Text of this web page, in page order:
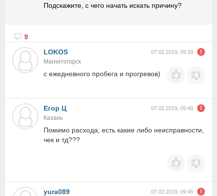
Подскажите, с чего начать искать причину?
9
LOKOS
07.02.2019, 09:39
Магнитогорск
с ежедневного пробега и прогревов)
Егор Ц 07.02.2019, 09:40
Казань
Помимо расхода, есть какие либо неисправности,
чек и тд???
yura089 07.02.2019, 09:45